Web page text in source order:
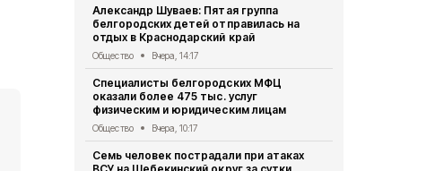
Александр Шуваев: Пятая группа
белгородских детей отправилась на
отдых в Краснодарский край
Общество Вчера, 14:17
Специалисты белгородских МФЦ
оказали более 475 тыс. услуг
физическим и юридическим лицам
Общество Вчера, 10:17
Семь человек пострадали при атаках